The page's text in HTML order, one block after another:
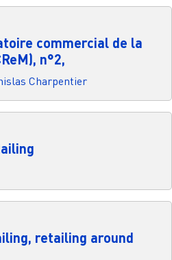
commercial de la
n°2,
Charpentier
retailing around